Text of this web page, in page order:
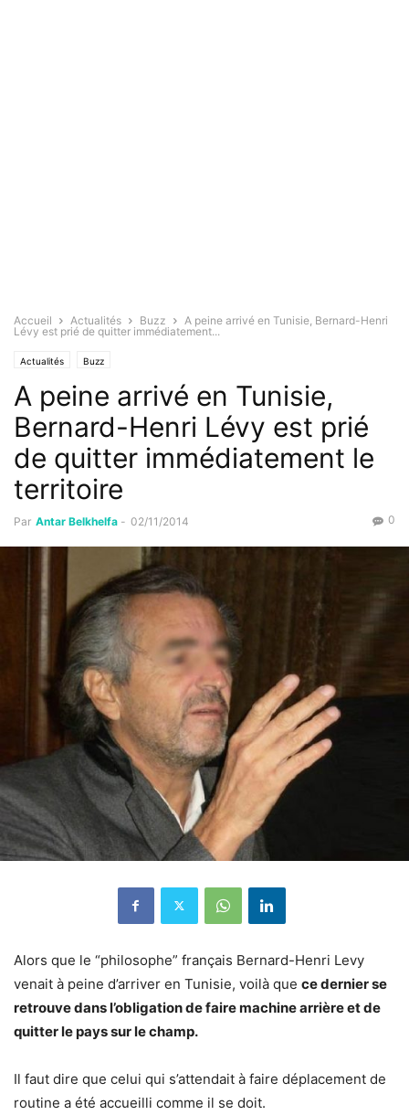
Accueil Actualités Buzz
A peine arrivé en Tunisie, Bernard-Henri
Lévy est prié de quitter immédiatement...
Actualités Buzz
A peine arrivé en Tunisie,
Bernard-Henri Lévy est prié
de quitter immédiatement le
territoire
Par Antar Belkhelfa - 02/11/2014 0
Alors que le “philosophe” français Bernard-Henri Levy
venait à peine d’arriver en Tunisie, voilà que ce dernier se
retrouve dans l’obligation de faire machine arrière et de
quitter le pays sur le champ.
Il faut dire que celui qui s’attendait à faire déplacement de
routine a été accueilli comme il se doit.